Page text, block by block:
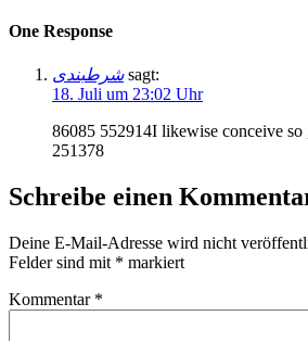
One Response
شرطبندی sagt:
18. Juli um 23:02 Uhr
86085 552914I likewise conceive
251378
Schreibe einen
Deine E-Mail-Adresse wird nicht
Felder sind mit * markiert
Kommentar *